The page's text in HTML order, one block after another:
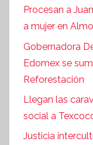
Procesan a
a mujer en
Gobernadora
Edomex se
Reforestación
Llegan las
social a
Justicia